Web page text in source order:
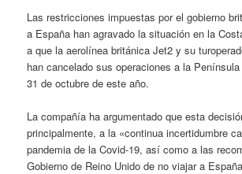
Las restricciones impuestas por el gobierno
a España han agravado la situación en la
a que la aerolínea británica Jet2 y su
han cancelado sus operaciones a la
31 de octubre de este año.
La compañía ha argumentado que esta
principalmente, a la «continua incertidumbre
pandemia de la Covid-19, así como a las
Gobierno de Reino Unido de no viajar a